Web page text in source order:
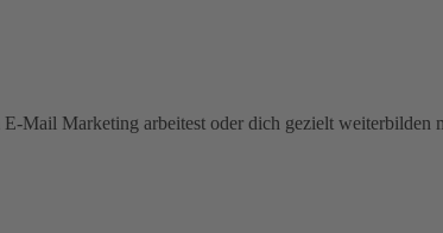
Mail Marketing arbeitest oder dich gezielt weiterbilden